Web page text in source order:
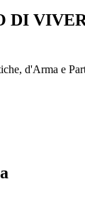
DI
d'Arma e